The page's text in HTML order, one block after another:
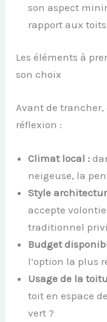
son aspect
rapport aux
Les éléments à
son choix
Avant de
réflexion :
Climat local :
neigeuse, la
Style
accepte
traditionnel
Budget
l’option la plus
Usage de la
toit en espace
vert ?